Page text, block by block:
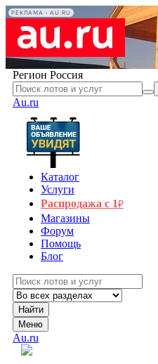
РЕКЛАМА • AU.RU
Регион Россия
Au.ru
Каталог
Услуги
Распродажа с 1₽
Магазины
Форум
Помощь
Блог
Найти
Меню
Au.ru